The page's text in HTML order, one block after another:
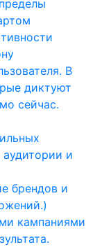
В
диктуют
сейчас.
и
брендов и
кампаниями